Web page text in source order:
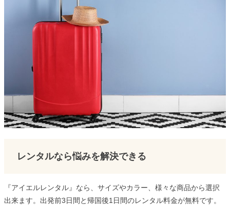
レンタルなら悩みを解決できる
『アイエルレンタル』なら、サイズやカラー、様々な商品から選択
出来ます。出発前3日間と帰国後1日間のレンタル料金が無料です。